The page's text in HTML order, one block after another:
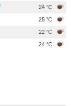
24 °C
25 °C
22 °C
24 °C